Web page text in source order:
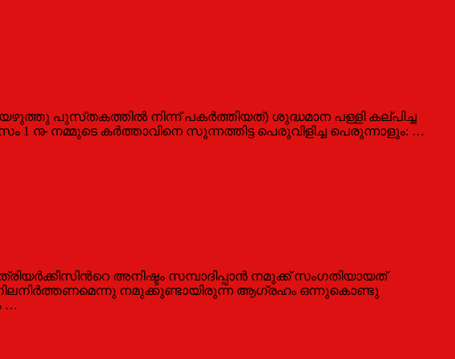
പുസ്‌തകത്തില്‍ നിന്ന്‌ പകര്‍ത്തിയത്‌) ശുദ്ധമാന പള്ളി കല്‌പിച്ച
നമ്മുടെ കര്‍ത്താവിനെ സുന്നത്തിട്ട പെരുവിളിച്ച പെരുന്നാളും: …
അനിഷ്ടം സമ്പാദിപ്പാന്‍ നമുക്ക് സംഗതിയായത്
നമുക്കുണ്ടായിരുന്ന ആഗ്രഹം ഒന്നുകൊണ്ടു
…